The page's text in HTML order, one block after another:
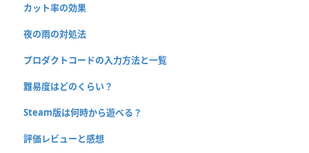
カット率の効果
夜の雨の対処法
プロダクトコードの入力方法と一覧
難易度はどのくらい？
Steam版は何時から遊べる？
評価レビューと感想